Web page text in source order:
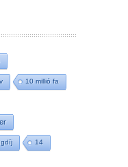
10 millió fa
14